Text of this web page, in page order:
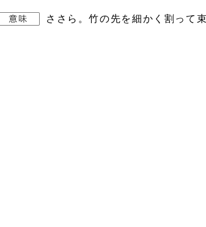
ささら。竹の先を細かく割って